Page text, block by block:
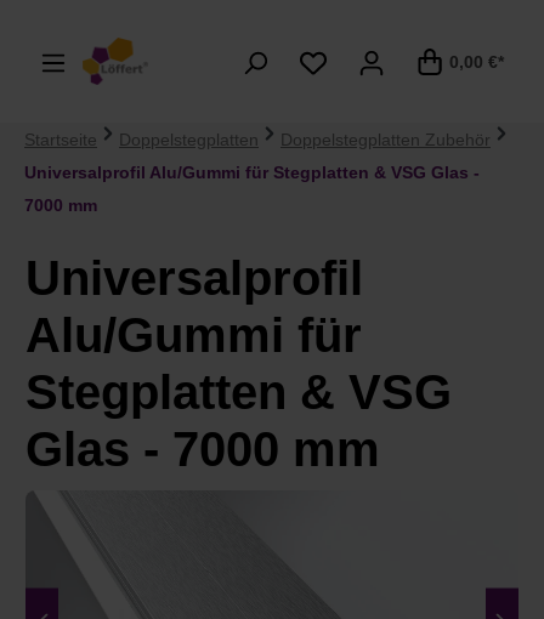
0,00 €*
Startseite Doppelstegplatten
Doppelstegplatten Zubehör
Universalprofil Alu/Gummi für Stegplatten & VSG Glas -
7000 mm
Universalprofil
Alu/Gummi für
Stegplatten & VSG
Glas - 7000 mm
Bildergalerie überspringen